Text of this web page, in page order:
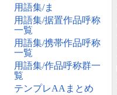
用語集/ま
用語集/据置作品呼称
一覧
用語集/携帯作品呼称
一覧
用語集/作品呼称群一
覧
テンプレAAまとめ